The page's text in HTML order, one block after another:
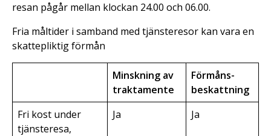
resan pågår mellan klockan 24.00 och 06.00.
Fria måltider i samband med tjänsteresor kan vara en
skattepliktig förmån
Minskning av
traktamente
Förmåns-
beskattning
Fri kost under
tjänsteresa,
Ja Ja